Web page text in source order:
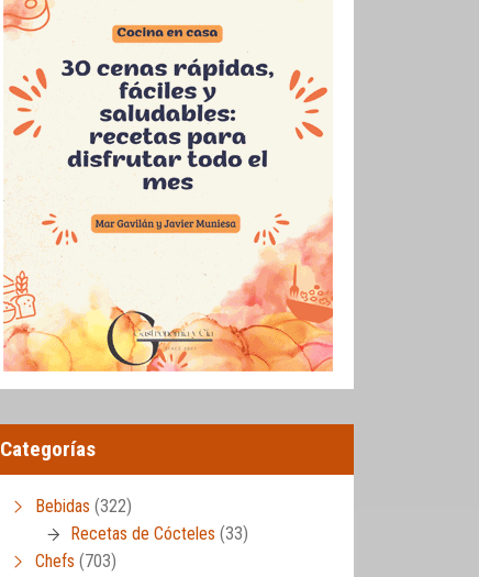
Categorías
Bebidas (322)
Recetas de Cócteles (33)
Chefs (703)